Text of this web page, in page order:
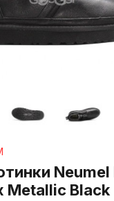
Neumel
Metallic Black